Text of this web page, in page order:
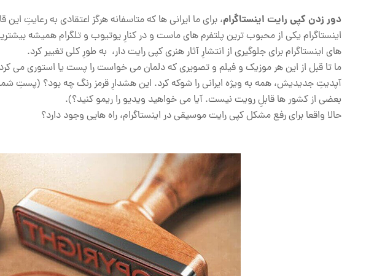
دور زدن کپی رایت اینستاگرام، برای ما ایرانی ها که متاسفانه هرگز اعتقادی به
اینستاگرام یکی از محبوب ترین پلتفرم های ماست و در کنارِ یوتیوب و تلگرام همیشه
های اینستاگرام برای جلوگیری از انتشارِ آثار هنری کپی رایت دار، به طورِ کلی تغییر کرد.
ما تا قبل از این هر موزیک و فیلم و تصویری که دلمان می خواست را پست یا استوری می
آپدیتِ جدیدیش، همه به ویژه ایرانی را شوکه کرد. این هشدارِ قرمز رنگ چه بود؟ (پستِ
بعضی از کشور ها قابلِ رویت نیست. آیا می خواهید ویدیو را ریمو کنید؟).
حالا واقعا برای رفع مشکل کپی رایت موسیقی در اینستاگرام، راه هایی وجود دارد؟